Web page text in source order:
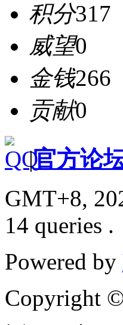
积分317
威望0
金钱266
贡献0
|官方论
GMT+8,
14 queries .
Powered by
Copyright